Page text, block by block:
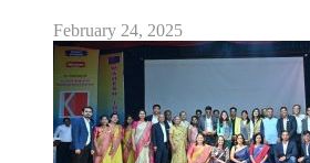
February 24, 2025